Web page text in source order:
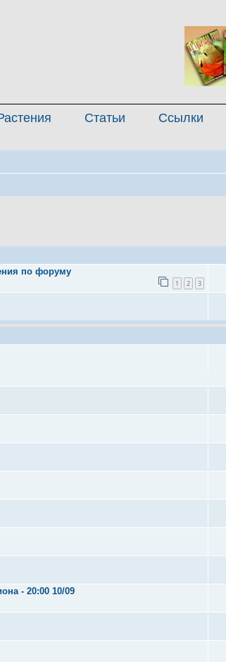
Статьи Ссылки
по форуму
1 2 3
- 20:00 10/09